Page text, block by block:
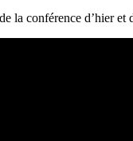
conférence d’hier